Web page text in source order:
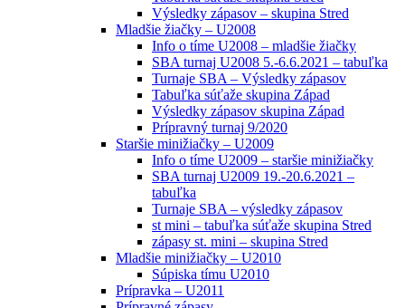
Výsledky zápasov – skupina Stred
Mladšie žiačky – U2008
Info o tíme U2008 – mladšie žiačky
SBA turnaj U2008 5.-6.6.2021 – tabuľka
Turnaje SBA – Výsledky zápasov
Tabuľka súťaže skupina Západ
Výsledky zápasov skupina Západ
Prípravný turnaj 9/2020
Staršie minižiačky – U2009
Info o tíme U2009 – staršie minižiačky
SBA turnaj U2009 19.-20.6.2021 –
tabuľka
Turnaje SBA – výsledky zápasov
st mini – tabuľka súťaže skupina Stred
zápasy st. mini – skupina Stred
Mladšie minižiačky – U2010
Súpiska tímu U2010
Prípravka – U2011